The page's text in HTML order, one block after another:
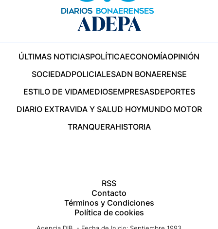
ÚLTIMAS NOTICIASPOLÍTICAECONOMÍAOPINIÓN
SOCIEDADPOLICIALESADN BONAERENSE
ESTILO DE VIDAMEDIOSEMPRESASDEPORTES
DIARIO EXTRAVIDA Y SALUD HOYMUNDO MOTOR
TRANQUERAHISTORIA
RSS
Contacto
Términos y Condiciones
Política de cookies